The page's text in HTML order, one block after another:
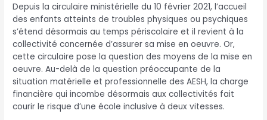
Depuis la circulaire ministérielle du 10 février 2021, l’accueil
des enfants atteints de troubles physiques ou psychiques
s’étend désormais au temps périscolaire et il revient à la
collectivité concernée d’assurer sa mise en oeuvre. Or,
cette circulaire pose la question des moyens de la mise en
oeuvre. Au-delà de la question préoccupante de la
situation matérielle et professionnelle des AESH, la charge
financière qui incombe désormais aux collectivités fait
courir le risque d’une école inclusive à deux vitesses.